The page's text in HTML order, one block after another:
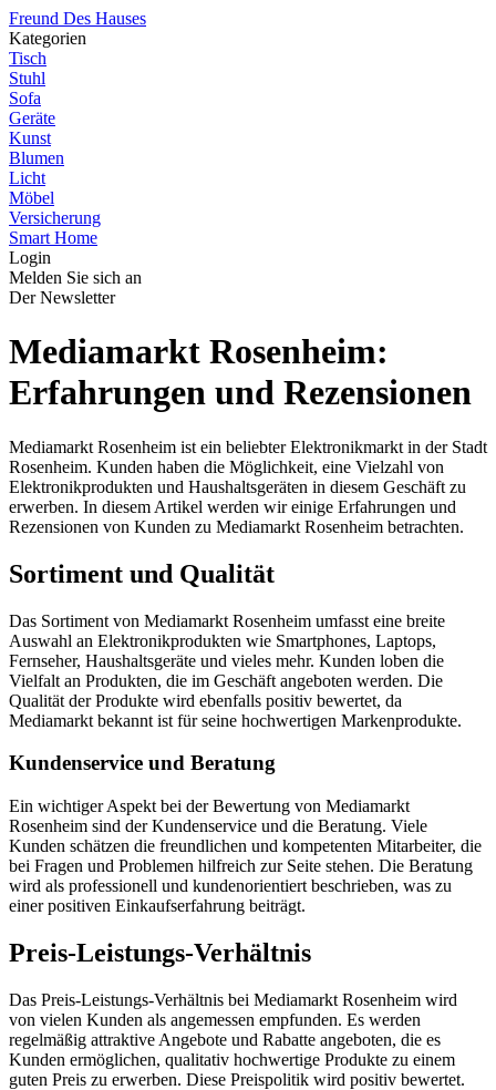
Freund Des Hauses
Kategorien
Tisch
Stuhl
Sofa
Geräte
Kunst
Blumen
Licht
Möbel
Versicherung
Smart Home
Login
Melden Sie sich an
Der Newsletter
Mediamarkt Rosenheim:
Erfahrungen und Rezensionen
Mediamarkt Rosenheim ist ein beliebter Elektronikmarkt in der Stadt
Rosenheim. Kunden haben die Möglichkeit, eine Vielzahl von
Elektronikprodukten und Haushaltsgeräten in diesem Geschäft zu
erwerben. In diesem Artikel werden wir einige Erfahrungen und
Rezensionen von Kunden zu Mediamarkt Rosenheim betrachten.
Sortiment und Qualität
Das Sortiment von Mediamarkt Rosenheim umfasst eine breite
Auswahl an Elektronikprodukten wie Smartphones, Laptops,
Fernseher, Haushaltsgeräte und vieles mehr. Kunden loben die
Vielfalt an Produkten, die im Geschäft angeboten werden. Die
Qualität der Produkte wird ebenfalls positiv bewertet, da
Mediamarkt bekannt ist für seine hochwertigen Markenprodukte.
Kundenservice und Beratung
Ein wichtiger Aspekt bei der Bewertung von Mediamarkt
Rosenheim sind der Kundenservice und die Beratung. Viele
Kunden schätzen die freundlichen und kompetenten Mitarbeiter, die
bei Fragen und Problemen hilfreich zur Seite stehen. Die Beratung
wird als professionell und kundenorientiert beschrieben, was zu
einer positiven Einkaufserfahrung beiträgt.
Preis-Leistungs-Verhältnis
Das Preis-Leistungs-Verhältnis bei Mediamarkt Rosenheim wird
von vielen Kunden als angemessen empfunden. Es werden
regelmäßig attraktive Angebote und Rabatte angeboten, die es
Kunden ermöglichen, qualitativ hochwertige Produkte zu einem
guten Preis zu erwerben. Diese Preispolitik wird positiv bewertet.